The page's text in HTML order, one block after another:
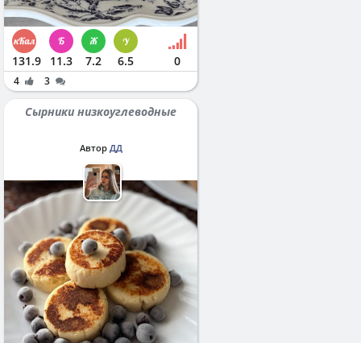
131.9 11.3 7.2 6.5 0
4 3
Сырники низкоуглеводные
Автор ДД